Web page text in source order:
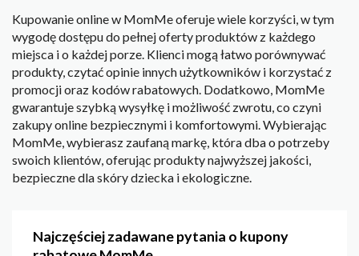
Kupowanie online w MomMe oferuje wiele korzyści, w tym
wygodę dostępu do pełnej oferty produktów z każdego
miejsca i o każdej porze. Klienci mogą łatwo porównywać
produkty, czytać opinie innych użytkowników i korzystać z
promocji oraz kodów rabatowych. Dodatkowo, MomMe
gwarantuje szybką wysyłkę i możliwość zwrotu, co czyni
zakupy online bezpiecznymi i komfortowymi. Wybierając
MomMe, wybierasz zaufaną markę, która dba o potrzeby
swoich klientów, oferując produkty najwyższej jakości,
bezpieczne dla skóry dziecka i ekologiczne.
Najczęściej zadawane pytania o kupony